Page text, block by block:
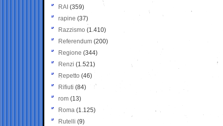
RAI (359)
rapine (37)
Razzismo (1.410)
Referendum (200)
Regione (344)
Renzi (1.521)
Repetto (46)
Rifiuti (84)
rom (13)
Roma (1.125)
Rutelli (9)